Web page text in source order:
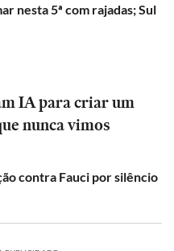
nesta 5ª com rajadas; Sul
IA para criar um
nunca vimos
contra Fauci por silêncio